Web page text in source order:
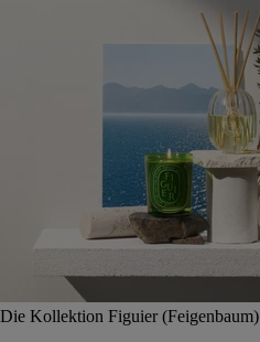
Die Kollektion Figuier (Feigenbaum)